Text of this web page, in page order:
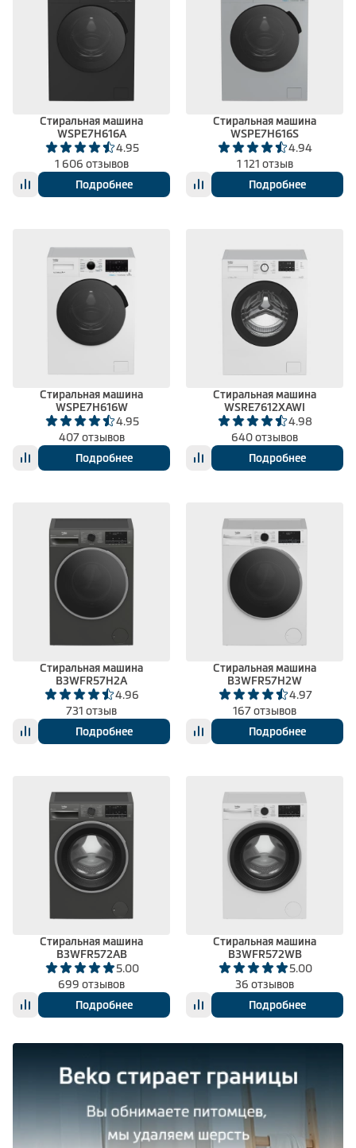
Стиральная машина
WSPE7H616A
4.95
1 606 отзывов
Подробнее
Стиральная машина
WSPE7H616S
4.94
1 121 отзыв
Подробнее
Стиральная машина
WSPE7H616W
4.95
407 отзывов
Подробнее
Стиральная машина
WSRE7612XAWI
4.98
640 отзывов
Подробнее
Стиральная машина
B3WFR57H2A
4.96
731 отзыв
Подробнее
Стиральная машина
B3WFR57H2W
4.97
167 отзывов
Подробнее
Стиральная машина
B3WFR572AB
5.00
699 отзывов
Подробнее
Стиральная машина
B3WFR572WB
5.00
36 отзывов
Подробнее